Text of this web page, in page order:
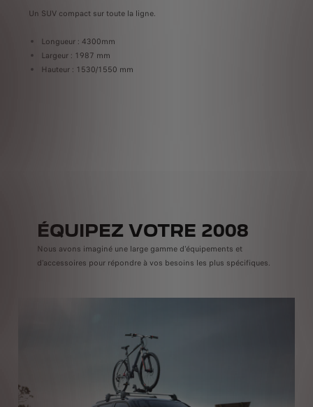
Un SUV compact sur toute la ligne.
Longueur : 4300mm
Largeur : 1987 mm
Hauteur : 1530/1550 mm
ÉQUIPEZ VOTRE 2008
Nous avons imaginé une large gamme d'équipements et
d'accessoires pour répondre à vos besoins les plus spécifiques.